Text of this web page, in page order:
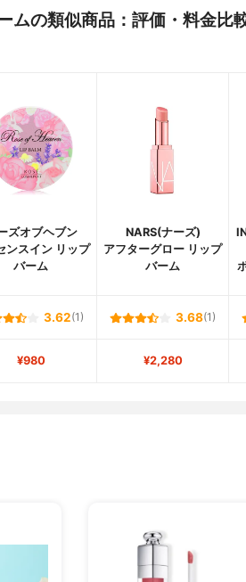
ムの類似商品：評価・料金比
ズオブヘブン
ンスイン リップ
バーム
NARS(ナーズ)
アフターグロー リップ
バーム
3.62(1) 3.68(1)
¥980 ¥2,280